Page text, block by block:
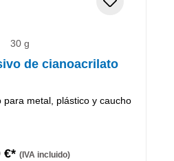
30 g
de cianoacrilato
para metal, plástico y caucho
€* (IVA incluido)